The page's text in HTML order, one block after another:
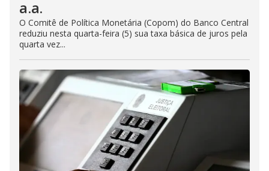
a.a.
O Comitê de Política Monetária (Copom) do Banco Central
reduziu nesta quarta-feira (5) sua taxa básica de juros pela
quarta vez...